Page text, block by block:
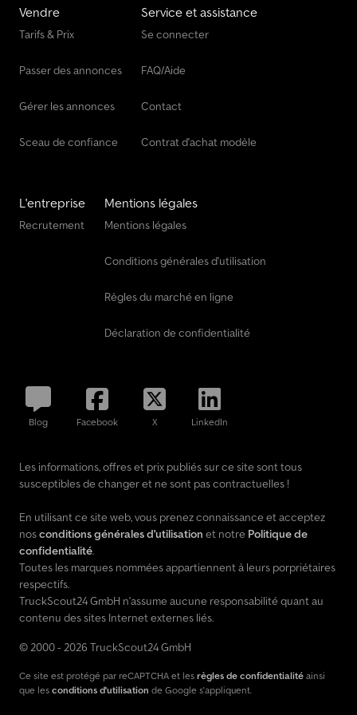
liaison Feu tournant à LED + support, activé par le feu de position
Projecteur de travail à LED supplémentaire à l’arrière, activé par
d’acier/antidérapante Plancher bas en tôle d’acier perforée, dans
Vendre
Tarifs & Prix
Passer des annonces
Gérer les annonces
Sceau de confiance
Service et assistance
Se connecter
FAQ/Aide
Contact
Contrat d'achat modèle
L'entreprise
Recrutement
Mentions légales
Mentions légales
Conditions générales d'utilisation
Règles du marché en ligne
Déclaration de confidentialité
Blog Facebook X LinkedIn
Les informations, offres et prix publiés sur ce site sont tous
susceptibles de changer et ne sont pas contractuelles !
En utilisant ce site web, vous prenez connaissance et acceptez
nosconditions générales d'utilisation et notre Politique de
confidentialité.
Toutes les marques nommées appartiennent à leurs porpriétaires
respectifs.
TruckScout24 GmbH n'assume aucune responsabilité quant au
contenu des sites Internet externes liés.
© 2000 - 2026 TruckScout24 GmbH
Ce site est protégé par reCAPTCHA et les règles de confidentialité ainsi
que les conditions d'utilisation de Google s'appliquent.